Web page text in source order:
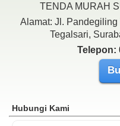
TENDA MURAH
Alamat: Jl. Pandegiling
Tegalsari,
Telepon:
Hubungi Kami